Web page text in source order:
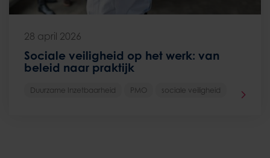
28 april 2026
Sociale veiligheid op het werk: van
beleid naar praktijk
Duurzame Inzetbaarheid PMO sociale veiligheid